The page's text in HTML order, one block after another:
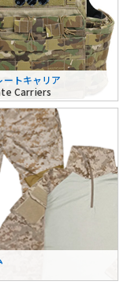
トキャリア
Carriers